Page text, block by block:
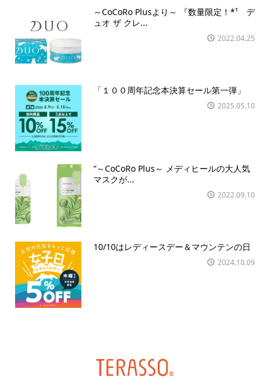
～CoCoRo Plusより～ 『数量限定！*¹ デ
ュオ ザ クレ...
2022.04.25
「１００周年記念本決算セール第一弾」
2025.05.10
“～CoCoRo Plus～ メディヒールの大人気
マスクが...
2022.09.10
10/10はレディースデー＆マウンテンの日
2024.10.09